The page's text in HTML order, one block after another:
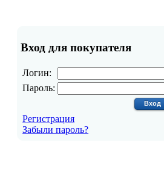
Вход для покупателя
Логин:
Пароль:
Регистрация
Забыли пароль?